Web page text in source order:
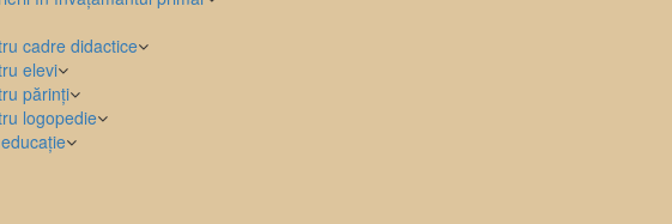
cadre didactice
elevi
părinți
logopedie